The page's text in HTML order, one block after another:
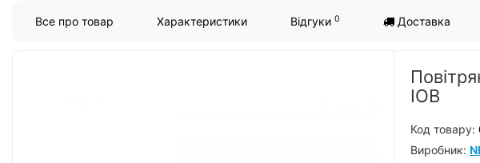
Все про товар Характеристики Відгуки 0 Доставка
IOB
Код товару:
Виробник: